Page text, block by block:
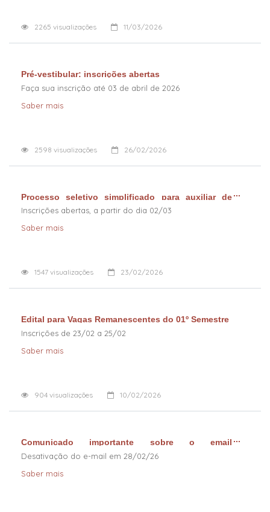
2265 visualizações 11/03/2026
Pré-vestibular: inscrições abertas
Faça sua inscrição até 03 de abril de 2026
Saber mais
2598 visualizações 26/02/2026
Processo seletivo simplificado para auxiliar de
docente, edital nº 184/01/2026
Inscrições abertas, a partir do dia 02/03
Saber mais
1547 visualizações 23/02/2026
Edital para Vagas Remanescentes do 01º Semestre
Inscrições de 23/02 a 25/02
Saber mais
904 visualizações 10/02/2026
Comunicado importante sobre o email
institucional (@fatec)
Desativação do e-mail em 28/02/26
Saber mais